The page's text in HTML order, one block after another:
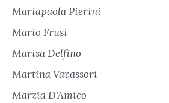
Mariapaola Pierini
Mario Frusi
Marisa Delfino
Martina Vavassori
Marzia D'Amico